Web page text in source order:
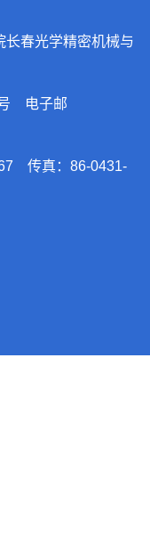
长春光学精密机械与
号 电子邮
传真：86-0431-